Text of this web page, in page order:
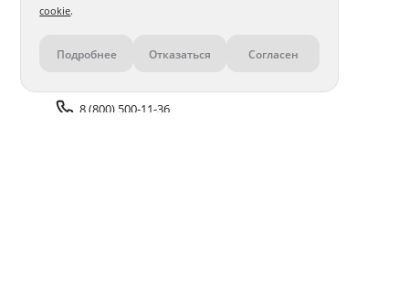
Контакты
8 (800) 500-11-36
cookie.
Подробнее Отказаться Согласен